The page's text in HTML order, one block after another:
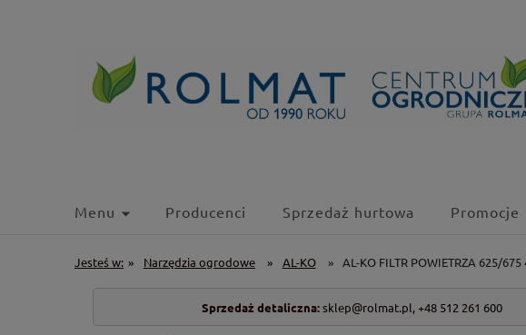
Menu Producenci Sprzedaż hurtowa Promocje
Jesteś w: » Narzędzia ogrodowe » AL-KO » AL-KO FILTR POWIETRZA 625/675
Sprzedaż detaliczna: sklep@rolmat.pl, +48 512 261 600